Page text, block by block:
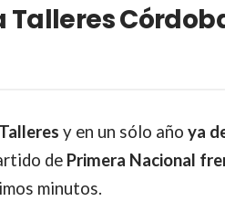
Talleres
y en un sólo año ya
de Primera Nacional
minutos.